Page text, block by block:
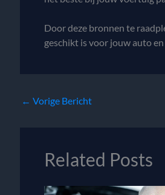
Door deze bronnen te
geschikt is voor jouw auto
← Vorige Bericht
Related Posts